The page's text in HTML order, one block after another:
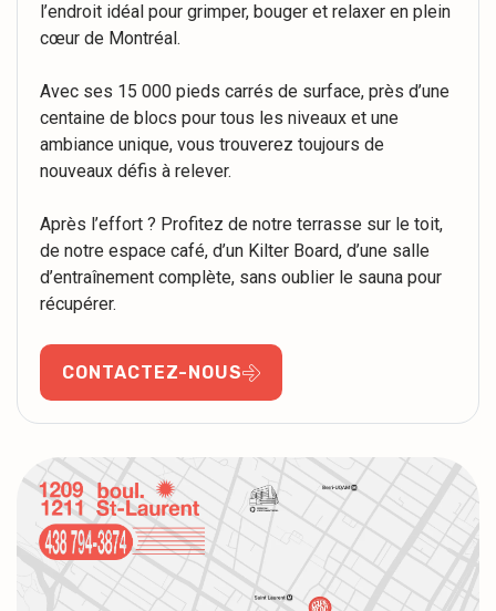
l’endroit idéal pour grimper, bouger et relaxer en plein
cœur de Montréal.
Avec ses 15 000 pieds carrés de surface, près d’une
centaine de blocs pour tous les niveaux et une
ambiance unique, vous trouverez toujours de
nouveaux défis à relever.
Après l’effort ? Profitez de notre terrasse sur le toit,
de notre espace café, d’un Kilter Board, d’une salle
d’entraînement complète, sans oublier le sauna pour
récupérer.
CONTACTEZ-NOUS